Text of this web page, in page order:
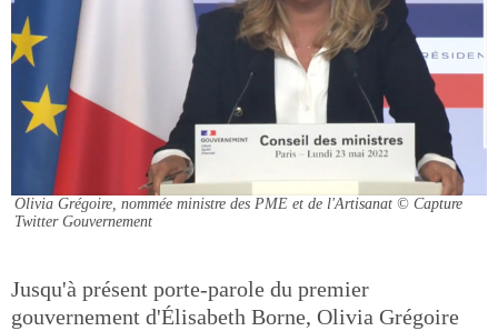
Olivia Grégoire, nommée ministre des PME et de l'Artisanat © Capture
Twitter Gouvernement
Jusqu'à présent porte-parole du premier
gouvernement d'Élisabeth Borne, Olivia Grégoire